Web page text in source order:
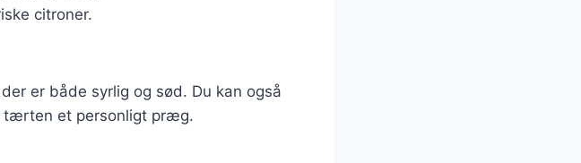
citroner.
er både syrlig og sød. Du kan også
tærten et personligt præg.